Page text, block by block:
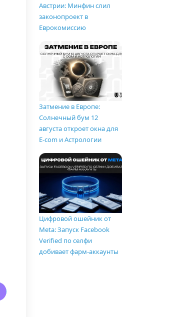
Австрии: Минфин слил
законопроект в
Еврокомиссию
Затмение в Европе:
Солнечный бум 12
августа откроет окна для
E-com и Астрологии
Цифровой ошейник от
Meta: Запуск Facebook
Verified по селфи
добивает фарм-аккаунты